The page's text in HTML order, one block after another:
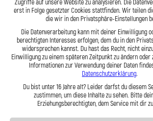
Vorteile einer Stahlflex Einspritzleitung:
Anschlüsse sind zum ausjustieren verdrehbar
werden
Exakter Druckpunkt
Nicht entflammbar
Sicher gegen Marderverbiss
Wir sind verifiziert und fertigen nach KBA Vorgaben
Trägt zur Leistungssteigerung bei
Druck- und Vacuum geeignet
Verhindert Leistungsverlust durch pulsieren
Nahezu unbegrenzt haltbar
Lieferumfang:
Zugriffe auf unsere Website zu analysieren. Die
erst in Folge gesetzter Cookies stattfinden. Wir teilen
die wir in den Privatsphäre-Einstellungen
Die Datenverarbeitung kann mit deiner Einwilligung
berechtigten Interesses erfolgen, dem du in den
widersprechen kannst. Du hast das Recht, nicht
Einwilligung zu einem späteren Zeitpunkt zu ändern
Informationen zur Verwendung deiner Daten
Datenschutzerklärung.
Du bist unter 16 Jahre alt? Leider darfst du diesem
zustimmen, um diese Inhalte zu sehen. Bitte
Erziehungsberechtigten, dem Service mit dir